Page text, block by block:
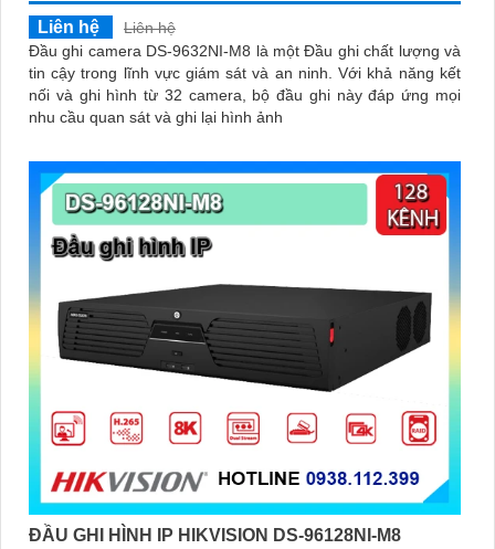
Liên hệ
Liên hệ
Đầu ghi camera DS-9632NI-M8 là một Đầu ghi chất lượng và
tin cậy trong lĩnh vực giám sát và an ninh. Với khả năng kết
nối và ghi hình từ 32 camera, bộ đầu ghi này đáp ứng mọi
nhu cầu quan sát và ghi lại hình ảnh
ĐẦU GHI HÌNH IP HIKVISION DS-96128NI-M8